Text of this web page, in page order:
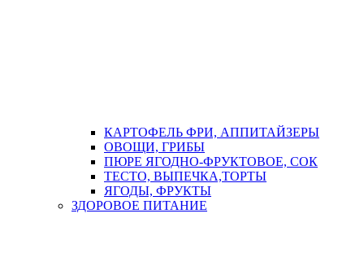
КАРТОФЕЛЬ ФРИ, АППИТАЙЗЕРЫ
ОВОЩИ, ГРИБЫ
ПЮРЕ ЯГОДНО-ФРУКТОВОЕ, СОК
ТЕСТО, ВЫПЕЧКА,ТОРТЫ
ЯГОДЫ, ФРУКТЫ
ЗДОРОВОЕ ПИТАНИЕ